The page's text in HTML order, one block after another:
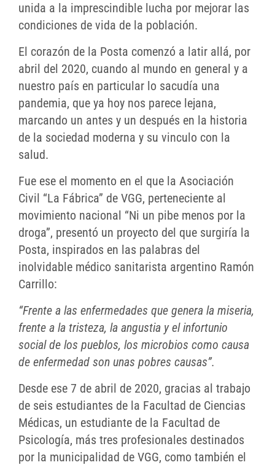
unida a la imprescindible lucha por mejorar las
condiciones de vida de la población.
El corazón de la Posta comenzó a latir allá, por
abril del 2020, cuando al mundo en general y a
nuestro país en particular lo sacudía una
pandemia, que ya hoy nos parece lejana,
marcando un antes y un después en la historia
de la sociedad moderna y su vinculo con la
salud.
Fue ese el momento en el que la Asociación
Civil “La Fábrica” de VGG, perteneciente al
movimiento nacional “Ni un pibe menos por la
droga”, presentó un proyecto del que surgiría la
Posta, inspirados en las palabras del
inolvidable médico sanitarista argentino Ramón
Carrillo:
“Frente a las enfermedades que genera la miseria,
frente a la tristeza, la angustia y el infortunio
social de los pueblos, los microbios como causa
de enfermedad son unas pobres causas”.
Desde ese 7 de abril de 2020, gracias al trabajo
de seis estudiantes de la Facultad de Ciencias
Médicas, un estudiante de la Facultad de
Psicología, más tres profesionales destinados
por la municipalidad de VGG, como también el